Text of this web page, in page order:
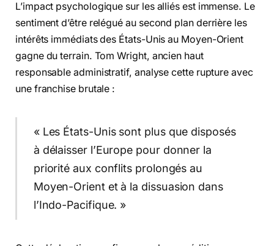
L’impact psychologique sur les alliés est immense. Le
sentiment d’être relégué au second plan derrière les
intérêts immédiats des États-Unis au Moyen-Orient
gagne du terrain. Tom Wright, ancien haut
responsable administratif, analyse cette rupture avec
une franchise brutale :
« Les États-Unis sont plus que disposés
à délaisser l’Europe pour donner la
priorité aux conflits prolongés au
Moyen-Orient et à la dissuasion dans
l’Indo-Pacifique. »